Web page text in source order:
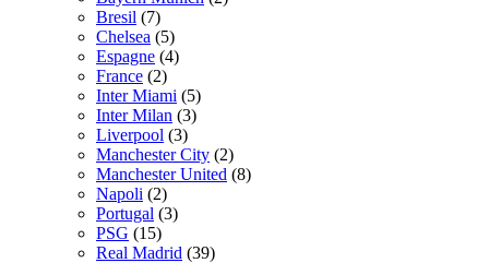
Bresil (7)
Chelsea (5)
Espagne (4)
France (2)
Inter Miami (5)
Inter Milan (3)
Liverpool (3)
Manchester City (2)
Manchester United (8)
Napoli (2)
Portugal (3)
PSG (15)
Real Madrid (39)